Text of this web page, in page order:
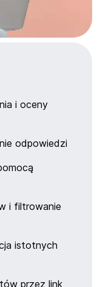
i oceny
odpowiedzi
i filtrowanie
istotnych
przez link